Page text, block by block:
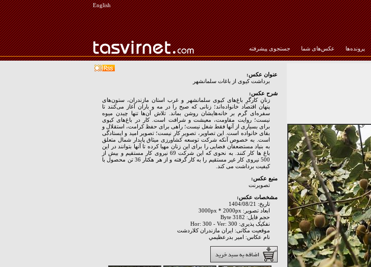
English
پرونده‌ها عکس‌های شما جستجوی پیشرفته
عنوان عکس:
برداشت کیوی از باغات سلمانشهر
شرح عکس:
زنانِ کارگرِ باغ‌های کیوی سلمانشهر و غرب استان مازندران، ستون‌های
پنهان اقتصاد خانواده‌اند؛ زنانی که صبح را در مه‌ و باران آغاز می‌کنند تا
سفره‌ای گرم بر خانه‌هایشان روشن بماند. تلاش آن‌ها تنها چیدن میوه
نیست؛ روایت مقاومت، معیشت و شرافت است. کار در باغ‌های کیوی
برای بسیاری از آنها فقط شغل نیست؛ راهی برای حفظ کرامت، استقلال و
بقای خانواده است. این تصاویر، تصویر کار نیست؛ تصویر امید و ایستادگی
است. به خصوص آنکه شرکت توسعه کشاورزی میثاق پایدار شمال متعلق
به بنیاد مستضعفان فضایی را برای این زنان مهیا کرده تا آنها بتوانند در این
باغ ها کار کنند. به نحوی که این شرکت 69 نیروی کار مستقیم و بیش از
500 نیروی کار غیر مستقیم را به کار گرفته و از هر هکتار 36 تن محصول با
کیفیت برداشت می کند.
منبع عکس:
تصويرنت
مشخصات عکس:
تاریخ: 1404/08/21
ابعاد تصویر: 3000px * 2000px
حجم فایل: 3182 Byte
نفکیک پذیری: Hor: 300 - Ver: 300
موقعیت مکانی: ايران مازندران کلاردشت
نام عکاس: امير بدرعظيمي